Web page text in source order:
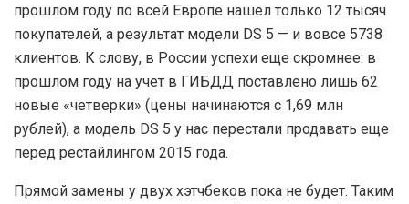
прошлом году по всей Европе нашел только 12 тысяч
покупателей, а результат модели DS 5 — и вовсе 5738
клиентов. К слову, в России успехи еще скромнее: в
прошлом году на учет в ГИБДД поставлено лишь 62
новые «четверки» (цены начинаются с 1,69 млн
рублей), а модель DS 5 у нас перестали продавать еще
перед рестайлингом 2015 года.
Прямой замены у двух хэтчбеков пока не будет. Таким